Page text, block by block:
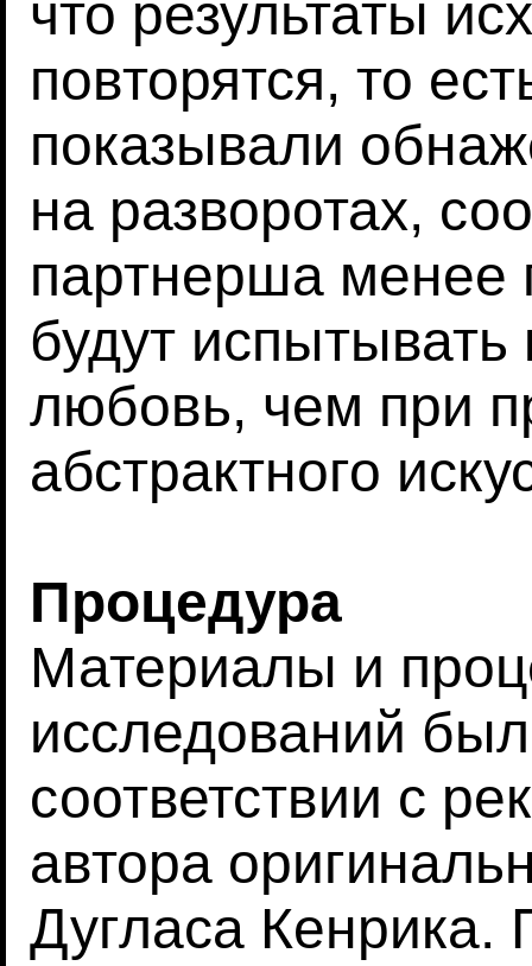
что результаты
повторятся, то
показывали
на разворотах,
партнерша менее
будут
любовь, чем при
абстрактного
Процедура
Материалы и
исследований
соответствии с
автора
Дугласа Кенрика.